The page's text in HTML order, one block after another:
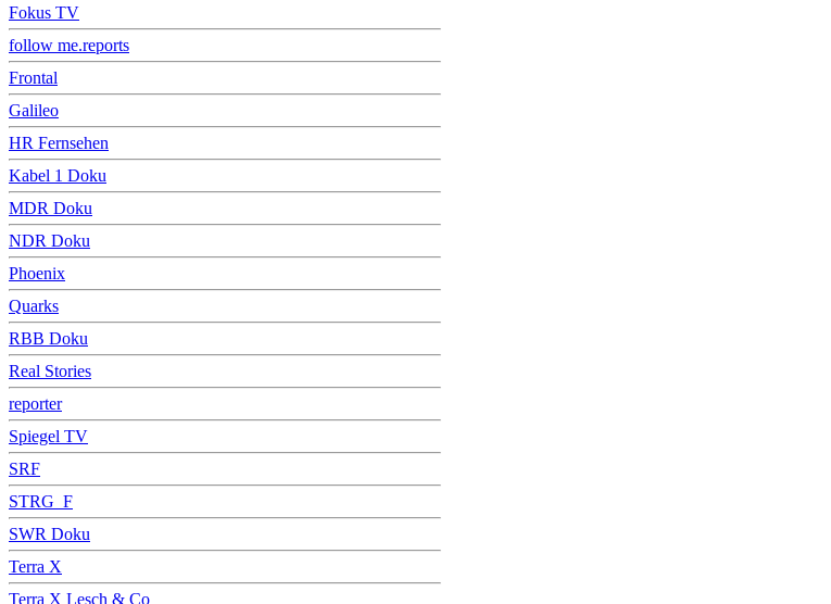
Fokus TV
follow me.reports
Frontal
Galileo
HR Fernsehen
Kabel 1 Doku
MDR Doku
NDR Doku
Phoenix
Quarks
RBB Doku
Real Stories
reporter
Spiegel TV
SRF
STRG_F
SWR Doku
Terra X
Terra X Lesch & Co